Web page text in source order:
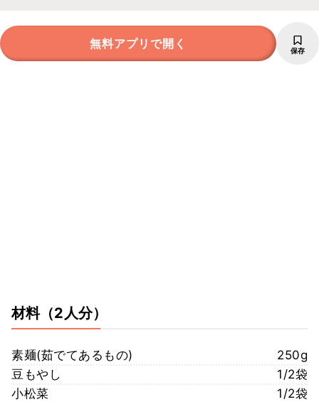
無料アプリで開く 保存
材料（2人分）
素麺(茹でてあるもの)
250g
豆もやし
1/2袋
小松菜
1/2袋